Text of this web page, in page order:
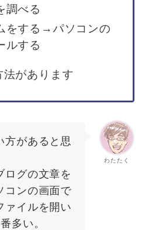
調べる
をする→パソコンの
ルする
があります
わたたく
方があると思
ログの文章を
コンの画面で
ァイルを開い
多い。